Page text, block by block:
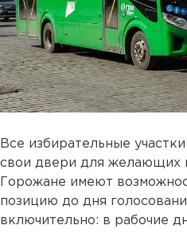
Все избирательные
свои двери для желающих
Горожане имеют
позицию до дня
включительно: в рабочие